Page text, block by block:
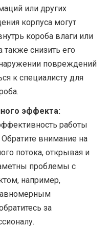
или других
корпуса могут
короба влаги или
также снизить его
повреждений
к специалисту для
эффекта:
работы
внимание на
потока, открывая и
проблемы с
например,
за